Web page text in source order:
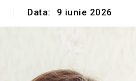
Data: 9 iunie 2026